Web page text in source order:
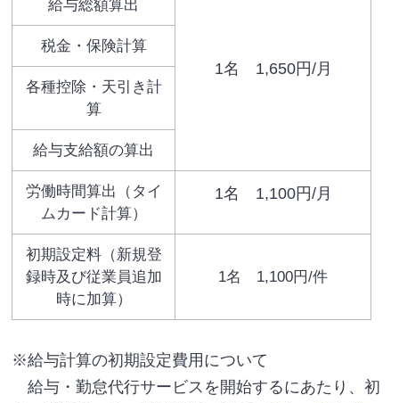
給与総額算出
1名 1,650円/月
税金・保険計算
各種控除・天引き計
算
給与支給額の算出
労働時間算出（タイ
ムカード計算）
1名 1,100円/月
初期設定料（新規登
録時及び従業員追加
時に加算）
1名 1,100円/件
※給与計算の初期設定費用について
給与・勤怠代行サービスを開始するにあたり、初